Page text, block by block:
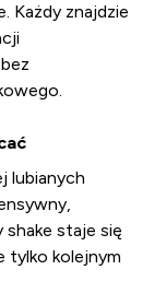
Każdy znajdzie
lubianych
staje się
tylko kolejnym